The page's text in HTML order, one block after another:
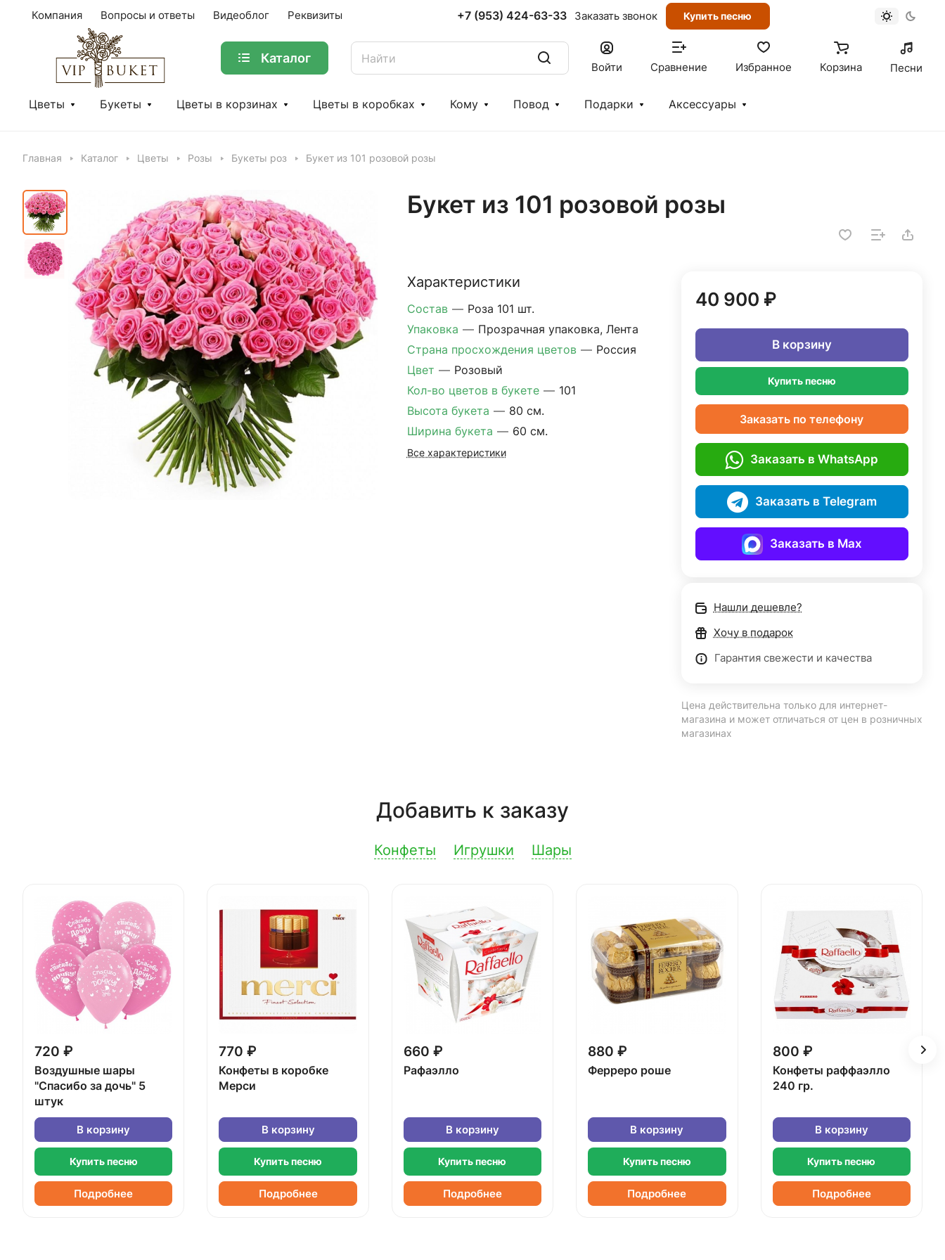
Компания Вопросы и ответы Видеоблог Реквизиты +7 (953) 424-63-33 Заказать звонок Купить песню
Каталог
Войти Сравнение Избранное Корзина Песни
Цветы Букеты Цветы в корзинах Цветы в коробках Кому Повод Подарки Аксессуары
Главная Каталог Цветы Розы Букеты роз Букет из 101 розовой розы
Букет из 101 розовой розы
Характеристики
Состав — Роза 101 шт.
Упаковка — Прозрачная упаковка, Лента
Страна просхождения цветов — Россия
Цвет — Розовый
Кол-во цветов в букете — 101
Высота букета — 80 см.
Ширина букета — 60 см.
Все характеристики
40 900 ₽
В корзину
Купить песню
Заказать по телефону
Заказать в WhatsApp
Заказать в Telegram
Заказать в Max
Нашли дешевле?
Хочу в подарок
Гарантия свежести и качества
Цена действительна только для интернет-
магазина и может отличаться от цен в розничных
магазинах
Добавить к заказу
Конфеты Игрушки Шары
720 ₽
Воздушные шары
"Спасибо за дочь" 5
штук
В корзину
Купить песню
Подробнее
770 ₽
Конфеты в коробке
Мерси
В корзину
Купить песню
Подробнее
660 ₽
Рафаэлло
В корзину
Купить песню
Подробнее
880 ₽
Ферреро роше
В корзину
Купить песню
Подробнее
800 ₽
Конфеты раффаэлло
240 гр.
В корзину
Купить песню
Подробнее